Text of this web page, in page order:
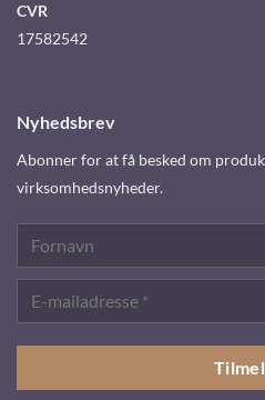
CVR
17582542
Nyhedsbrev
Abonner for at få besked om
virksomhedsnyheder.